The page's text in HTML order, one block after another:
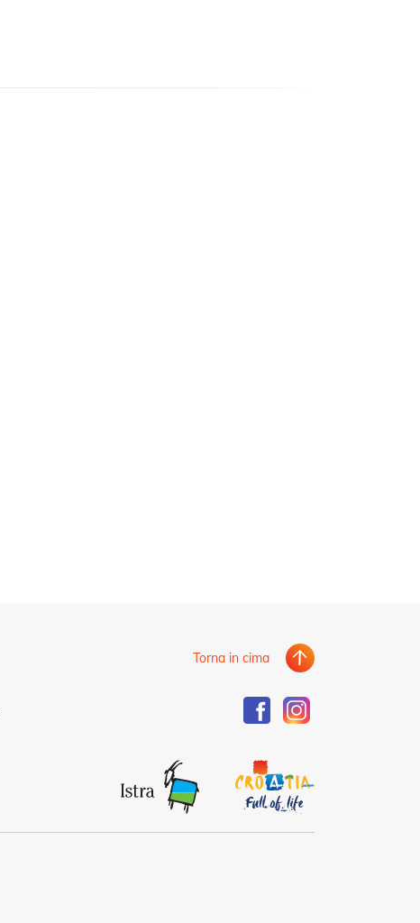
Torna in cima